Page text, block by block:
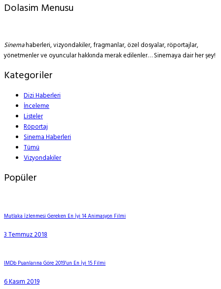
Dolasim Menusu
Sinemahaberleri, vizyondakiler, fragmanlar, özel dosyalar, röportajlar,
yönetmenler ve oyuncular hakkında merak edilenler… Sinemaya dair her şey!
Kategoriler
Dizi Haberleri
İnceleme
Listeler
Röportaj
Sinema Haberleri
Tümü
Vizyondakiler
Popüler
Mutlaka İzlenmesi Gereken En İyi 14 Animasyon Filmi
3 Temmuz 2018
IMDb Puanlarına Göre 2019’un En İyi 15 Filmi
6 Kasım 2019